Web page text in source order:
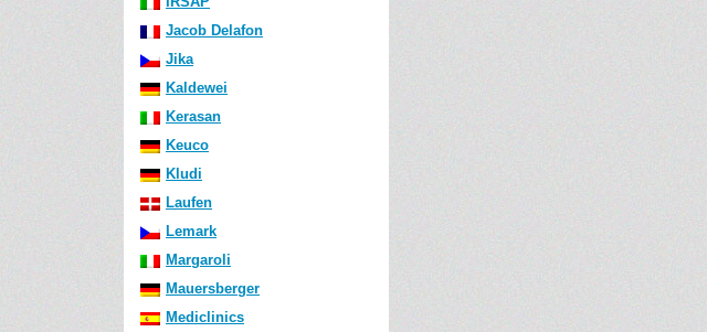
Jacob Delafon
Jika
Kaldewei
Kerasan
Keuco
Kludi
Laufen
Lemark
Margaroli
Mauersberger
Mediclinics